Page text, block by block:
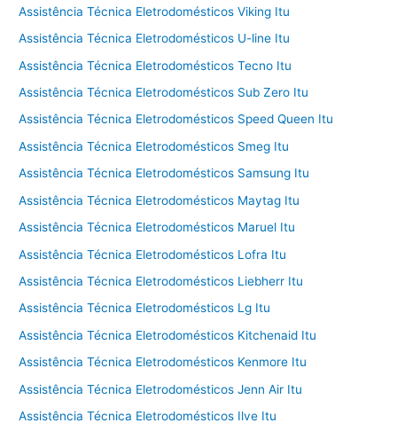
Assistência Técnica Eletrodomésticos Viking Itu
Assistência Técnica Eletrodomésticos U-line Itu
Assistência Técnica Eletrodomésticos Tecno Itu
Assistência Técnica Eletrodomésticos Sub Zero Itu
Assistência Técnica Eletrodomésticos Speed Queen Itu
Assistência Técnica Eletrodomésticos Smeg Itu
Assistência Técnica Eletrodomésticos Samsung Itu
Assistência Técnica Eletrodomésticos Maytag Itu
Assistência Técnica Eletrodomésticos Maruel Itu
Assistência Técnica Eletrodomésticos Lofra Itu
Assistência Técnica Eletrodomésticos Liebherr Itu
Assistência Técnica Eletrodomésticos Lg Itu
Assistência Técnica Eletrodomésticos Kitchenaid Itu
Assistência Técnica Eletrodomésticos Kenmore Itu
Assistência Técnica Eletrodomésticos Jenn Air Itu
Assistência Técnica Eletrodomésticos Ilve Itu